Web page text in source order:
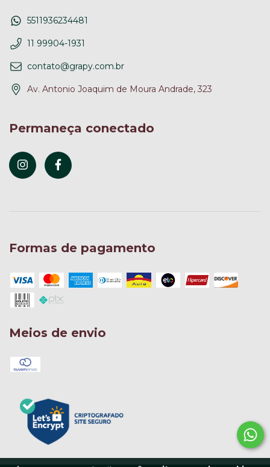
5511936234481
11 99904-1931
contato@grapy.com.br
Av. Antonio Joaquim de Moura Andrade, 323
Permaneça conectado
Formas de pagamento
Meios de envio